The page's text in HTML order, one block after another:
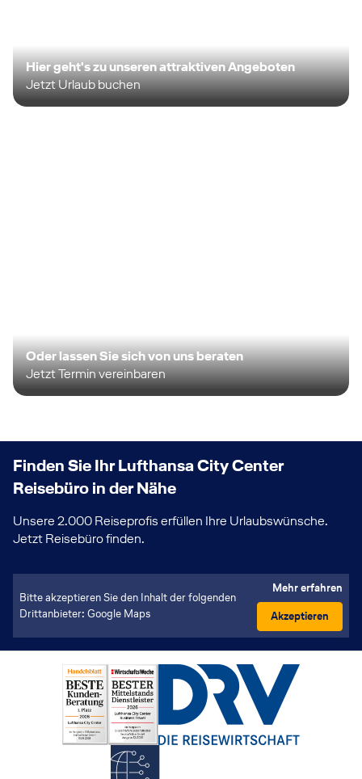
Hier geht's zu unseren attraktiven Angeboten
Jetzt Urlaub buchen
Oder lassen Sie sich von uns beraten
Jetzt Termin vereinbaren
Finden Sie Ihr Lufthansa City Center
Reisebüro in der Nähe
Unsere 2.000 Reiseprofis erfüllen Ihre Urlaubswünsche.
Jetzt Reisebüro finden.
Bitte akzeptieren Sie den Inhalt der folgenden
Drittanbieter: Google Maps
Mehr erfahren
Akzeptieren